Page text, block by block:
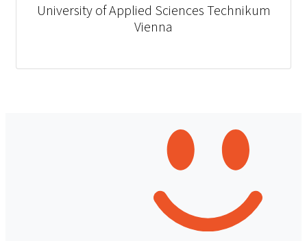
University of Applied Sciences Technikum
Vienna